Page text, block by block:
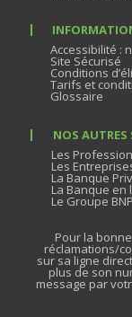
Accessibilité :
Site Sécurisé
Conditions
Tarifs et
Glossaire
NOS AUTRES
Les
Les
La Banque
La Banque en
Le Groupe
Pour la
réclamations/
sur sa ligne
plus de son
message par